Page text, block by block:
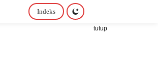
Indeks
tutup